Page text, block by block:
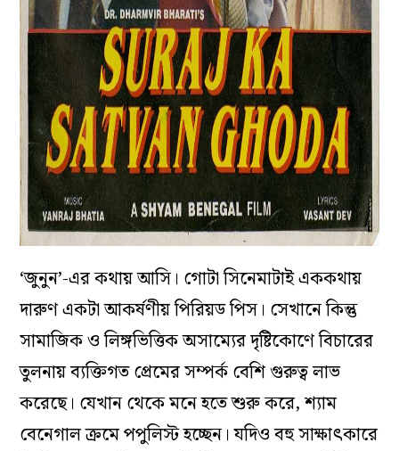
‘জুনুন’-এর কথায় আসি। গোটা সিনেমাটাই এককথায়
দারুণ একটা আকর্ষণীয় পিরিয়ড পিস। সেখানে কিন্তু
সামাজিক ও লিঙ্গভিত্তিক অসাম্যের দৃষ্টিকোণে বিচারের
তুলনায় ব্যক্তিগত প্রেমের সম্পর্ক বেশি গুরুত্ব লাভ
করেছে। যেখান থেকে মনে হতে শুরু করে, শ্যাম
বেনেগাল ক্রমে পপুলিস্ট হচ্ছেন। যদিও বহু সাক্ষাৎকারে